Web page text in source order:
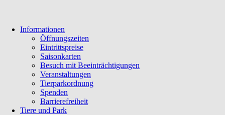
Navigation
überspringen
Informationen
Öffnungszeiten
Eintrittspreise
Saisonkarten
Besuch mit Beeinträchtigungen
Veranstaltungen
Tierparkordnung
Spenden
Barrierefreiheit
Tiere und Park